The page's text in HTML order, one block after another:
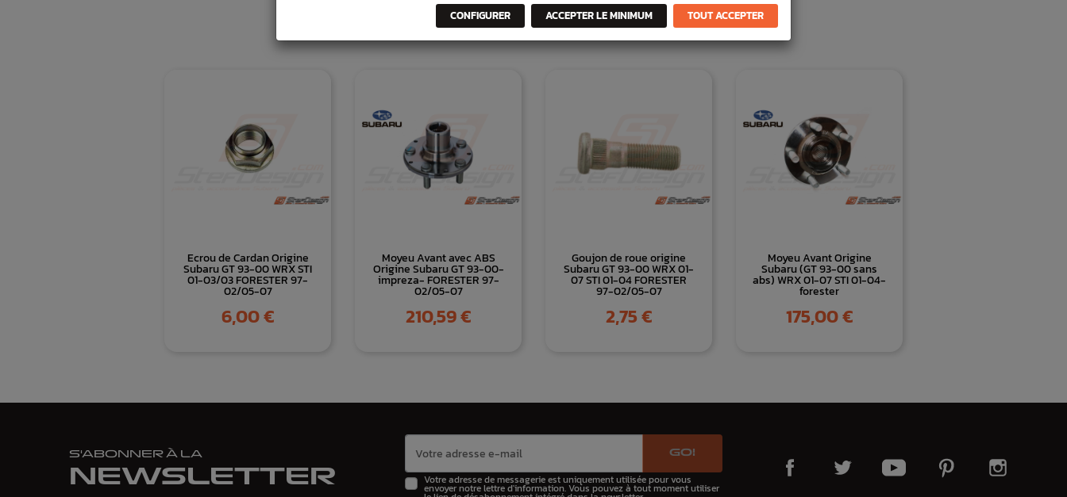
LA MÊMECATÉGORIE
Ecrou de Cardan Origine
Subaru GT 93-00 WRX STI
01-03/03 FORESTER 97-
02/05-07
Prix
6,00 €
Moyeu Avant avec ABS
Origine Subaru GT 93-00-
impreza- FORESTER 97-
02/05-07
Prix
210,59 €
Goujon de roue origine
Subaru GT 93-00 WRX 01-
07 STI 01-04 FORESTER
97-02/05-07
Prix
2,75 €
Moyeu Avant Origine
Subaru (GT 93-00 sans
abs) WRX 01-07 STI 01-04-
forester
Prix
175,00 €
S'ABONNER À LA
NEWSLETTER
GO!
Votre adresse de messagerie est uniquement utilisée pour vous
envoyer notre lettre d'information. Vous pouvez à tout moment utiliser
CONFIGURER ACCEPTER LE MINIMUM TOUT ACCEPTER